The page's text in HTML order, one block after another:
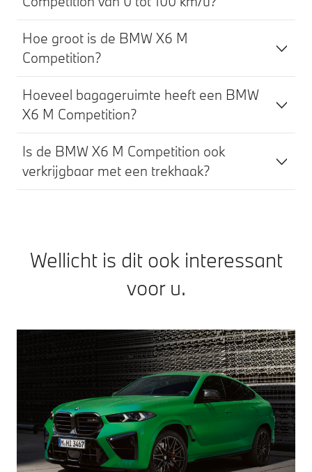
Hoe groot is de BMW X6 M
Competition?
Hoeveel bagageruimte heeft een BMW
X6 M Competition?
Is de BMW X6 M Competition ook
verkrijgbaar met een trekhaak?
Wellicht is dit ook interessant
voor u.